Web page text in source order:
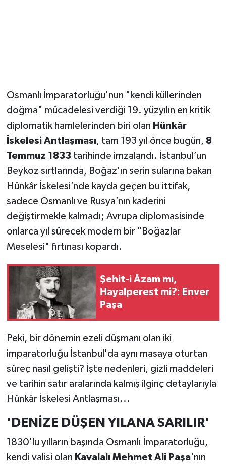
Osmanlı İmparatorluğu'nun "kendi küllerinden
doğma" mücadelesi verdiği 19. yüzyılın en kritik
diplomatik hamlelerinden biri olan Hünkâr
İskelesi Antlaşması, tam 193 yıl önce bugün, 8
Temmuz 1833tarihinde imzalandı. İstanbul’un
Beykoz sırtlarında, Boğaz'ın serin sularına bakan
Hünkâr İskelesi’nde kayda geçen bu ittifak,
sadece Osmanlı ve Rusya’nın kaderini
değiştirmekle kalmadı; Avrupa diplomasisinde
onlarca yıl sürecek modern bir "Boğazlar
Meselesi" fırtınası kopardı.
Şehit-i Âzam mı,
Hayalperest mi?: Enver
Paşa
Peki, bir dönemin ezeli düşmanı olan iki
imparatorluğu İstanbul'da aynı masaya oturtan
süreç nasıl gelişti? İşte nedenleri, gizli maddeleri
ve tarihin satır aralarında kalmış ilginç detaylarıyla
Hünkâr İskelesi Antlaşması...
'DENİZE DÜŞEN YILANA SARILIR'
1830'lu yılların başında Osmanlı İmparatorluğu,
kendi valisi olan Kavalalı Mehmet Ali Paşa'nın